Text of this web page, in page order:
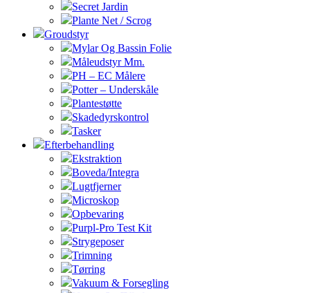
Secret Jardin
Plante Net / Scrog
Groudstyr
Mylar Og Bassin Folie
Måleudstyr Mm.
PH – EC Målere
Potter – Underskåle
Plantestøtte
Skadedyrskontrol
Tasker
Efterbehandling
Ekstraktion
Boveda/Integra
Lugtfjerner
Microskop
Opbevaring
Purpl-Pro Test Kit
Strygeposer
Trimning
Tørring
Vakuum & Forsegling